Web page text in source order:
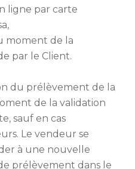
ligne par carte
moment de la
par le Client.
du prélèvement de la
de la validation
sauf en cas
Le vendeur se
à une nouvelle
prélèvement dans le